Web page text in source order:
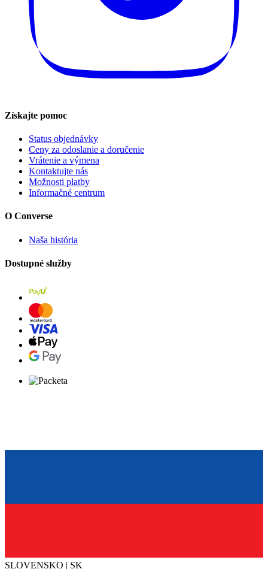
Získajte pomoc
Status objednávky
Ceny za odoslanie a doručenie
Vrátenie a výmena
Kontaktujte nás
Možnosti platby
Informačné centrum
O Converse
Naša história
Dostupné služby
SLOVENSKO | SK